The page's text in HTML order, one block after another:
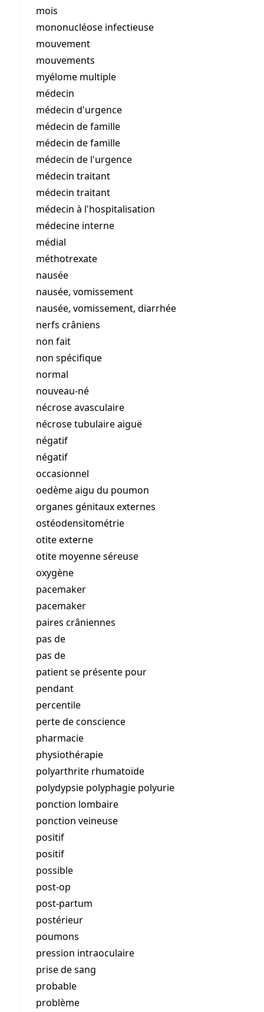
mois
mononucléose infectieuse
mouvement
mouvements
myélome multiple
médecin
médecin d'urgence
médecin de famille
médecin de famille
médecin de l'urgence
médecin traitant
médecin traitant
médecin à l'hospitalisation
médecine interne
médial
méthotrexate
nausée
nausée, vomissement
nausée, vomissement, diarrhée
nerfs crâniens
non fait
non spécifique
normal
nouveau-né
nécrose avasculaire
nécrose tubulaire aiguë
négatif
négatif
occasionnel
oedème aigu du poumon
organes génitaux externes
ostéodensitométrie
otite externe
otite moyenne séreuse
oxygène
pacemaker
pacemaker
paires crâniennes
pas de
pas de
patient se présente pour
pendant
percentile
perte de conscience
pharmacie
physiothérapie
polyarthrite rhumatoïde
polydypsie polyphagie polyurie
ponction lombaire
ponction veineuse
positif
positif
possible
post-op
post-partum
postérieur
poumons
pression intraoculaire
prise de sang
probable
problème